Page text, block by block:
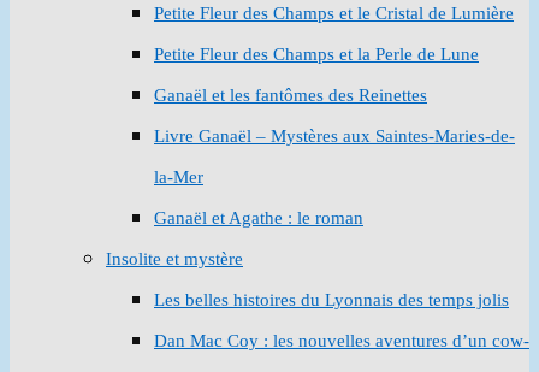
Petite Fleur des Champs et le Cristal de Lumière
Petite Fleur des Champs et la Perle de Lune
Ganaël et les fantômes des Reinettes
Livre Ganaël – Mystères aux Saintes-Maries-de-
la-Mer
Ganaël et Agathe : le roman
Insolite et mystère
Les belles histoires du Lyonnais des temps jolis
Dan Mac Coy : les nouvelles aventures d’un cow-